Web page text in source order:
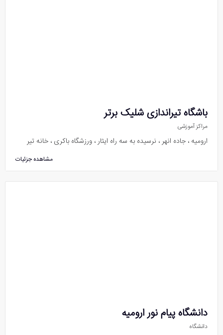
باشگاه تیراندازی شلیک برتر
مراکز آموزشی
ارومیه ، جاده انهر ، نرسیده به سه راه ایثار ، ورزشگاه باکری ، خانه تیر
مشاهده جزئیات
دانشگاه پیام نور ارومیه
دانشگاه